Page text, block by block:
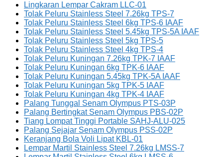
Lingkaran Lempar Cakram LLC-01
Tolak Peluru Stainless Steel 7.26kg TPS-7
Tolak Peluru Stainless Steel 6kg TPS-6 IAAF
Tolak Peluru Stainless Steel 5.45kg TPS-5A IAAF
Tolak Peluru Stainless Steel 5kg TPS-5
Tolak Peluru Stainless Steel 4kg TPS-4
Tolak Peluru Kuningan 7.26kg TPK-7 IAAF
Tolak Peluru Kuningan 6kg TPK-6 IAAF
Tolak Peluru Kuningan 5.45kg TPK-5A IAAF
Tolak Peluru Kuningan 5kg TPK-5 IAAF
Tolak Peluru Kuningan 4kg TPK-4 IAAF
Palang Tunggal Senam Olympus PTS-03P
Palang Bertingkat Senam Olympus PBS-02P
Tiang Lompat Tinggi Portable SAHJ-ALU-025
Palang Sejajar Senam Olympus PSS-02P
Keranjang Bola Voli Lipat KBL-01
Lempar Martil Stainless Steel 7.26kg LMSS-7